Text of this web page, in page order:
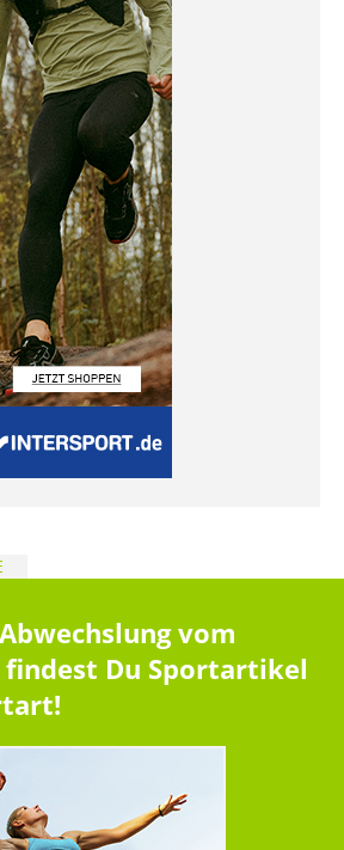
vom
findest Du Sportartikel